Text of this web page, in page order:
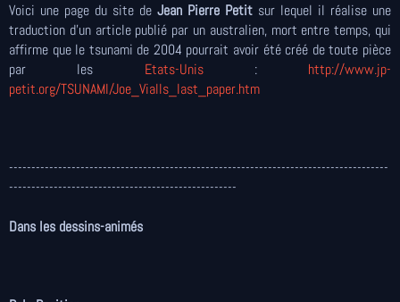
Voici une page du site de Jean Pierre Petit sur lequel il réalise une
traduction d'un article publié par un australien, mort entre temps, qui
affirme que le tsunami de 2004 pourrait avoir été créé de toute pièce
par les Etats-Unis: http://www.jp-
petit.org/TSUNAMI/Joe_Vialls_last_paper.htm
-------------------------------------------------------------------------------------
---------------------------------------------------
Dans les dessins-animés